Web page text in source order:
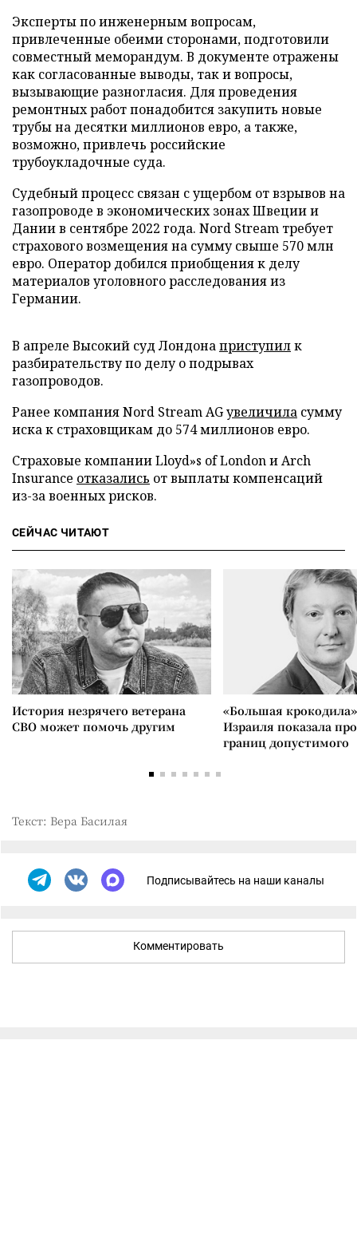
Эксперты по инженерным вопросам,
привлеченные обеими сторонами, подготовили
совместный меморандум. В документе отражены
как согласованные выводы, так и вопросы,
вызывающие разногласия. Для проведения
ремонтных работ понадобится закупить новые
трубы на десятки миллионов евро, а также,
возможно, привлечь российские
трубоукладочные суда.
Судебный процесс связан с ущербом от взрывов на
газопроводе в экономических зонах Швеции и
Дании в сентябре 2022 года. Nord Stream требует
страхового возмещения на сумму свыше 570 млн
евро. Оператор добился приобщения к делу
материалов уголовного расследования из
Германии.
В апреле Высокий суд Лондонаприступилк
разбирательству по делу о подрывах
газопроводов.
Ранее компания Nord Stream AGувеличила сумму
иска к страховщикам до 574 миллионов евро.
Страховые компании Lloyd»s of London и Arch
Insurance отказались от выплаты компенсаций
из-за военных рисков.
СЕЙЧАС ЧИТАЮТ
История незрячего ветерана
СВО может помочь другим
«Большая
Израиля показала
границ допустимого
Текст: Вера Басилая
Подписывайтесь на наши каналы
Комментировать